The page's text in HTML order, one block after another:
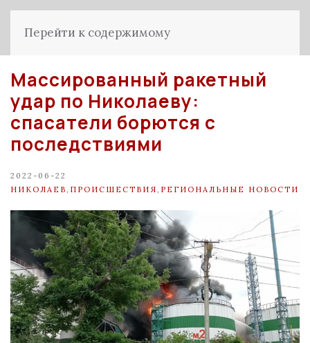
Перейти к содержимому
Массированный ракетный
удар по Николаеву:
спасатели борются с
последствиями
2022-06-22
НИКОЛАЕВ ПРОИСШЕСТВИЯ РЕГИОНАЛЬНЫЕ НОВОСТИ